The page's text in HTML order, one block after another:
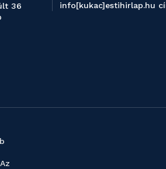
36
info[kukac]estihirlap.hu